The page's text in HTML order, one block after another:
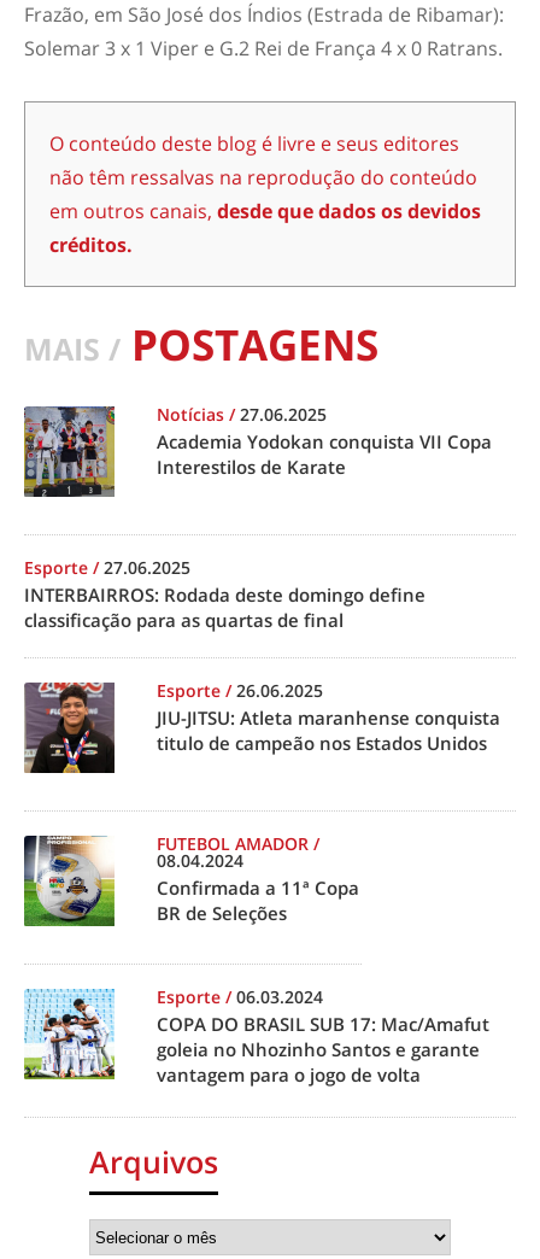
Frazão, em São José dos Índios (Estrada de Ribamar):
Solemar 3 x 1 Viper e G.2 Rei de França 4 x 0 Ratrans.
O conteúdo deste blog é livre e seus editores
não têm ressalvas na reprodução do conteúdo
em outros canais, desde que dados os devidos
créditos.
MAIS / POSTAGENS
Notícias /27.06.2025
Academia Yodokan conquista VII Copa
Interestilos de Karate
Esporte /27.06.2025
INTERBAIRROS: Rodada deste domingo define
classificação para as quartas de final
Esporte /26.06.2025
JIU-JITSU: Atleta maranhense conquista
titulo de campeão nos Estados Unidos
FUTEBOL AMADOR /
08.04.2024
Confirmada a 11ª Copa
BR de Seleções
Esporte /06.03.2024
COPA DO BRASIL SUB 17: Mac/Amafut
goleia no Nhozinho Santos e garante
vantagem para o jogo de volta
Arquivos